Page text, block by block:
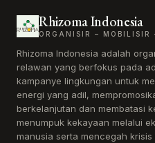
Rhizoma Indonesia
ORGANISIR – MOBILISIR
Rhizoma Indonesia adalah
relawan yang berfokus pada
kampanye lingkungan untuk
energi yang adil,
berkelanjutan dan membatasi
menumpuk kekayaan melalui
manusia serta mencegah